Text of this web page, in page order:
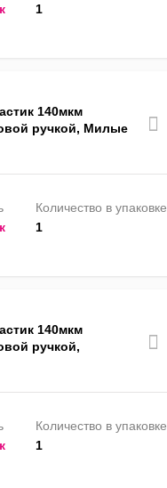
1
140мкм
ручкой, Милые
Количество в упаковке
1
140мкм
ручкой,
Количество в упаковке
1